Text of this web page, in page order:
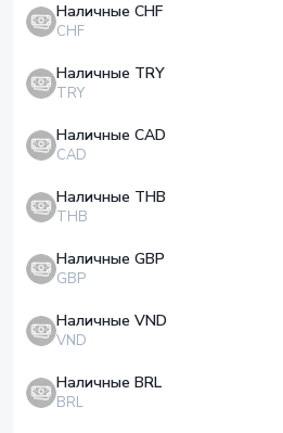
Наличные CHF
CHF
Наличные TRY
TRY
Наличные CAD
CAD
Наличные THB
THB
Наличные GBP
GBP
Наличные VND
VND
Наличные BRL
BRL